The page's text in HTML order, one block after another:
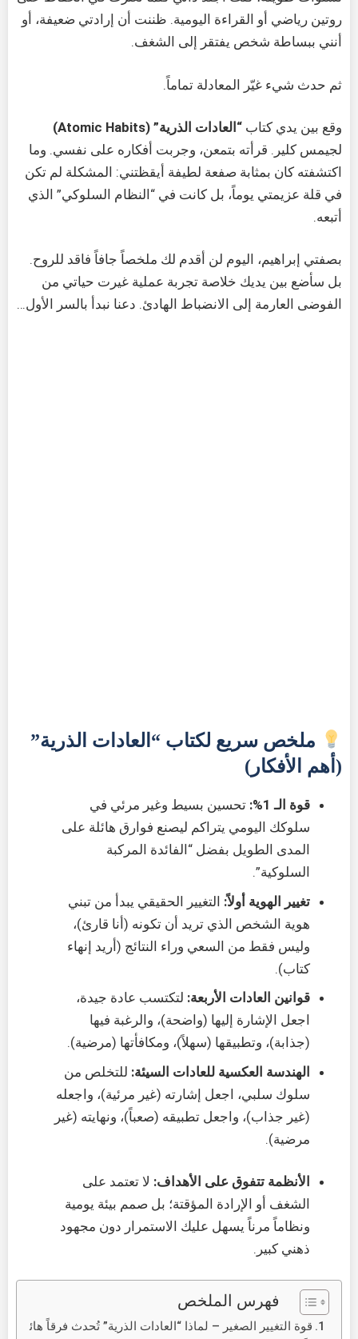
روتين رياضي أو القراءة اليومية. ظننت أن إرادتي ضعيفة، أو
أنني ببساطة شخص يفتقر إلى الشغف.
ثم حدث شيء غيّر المعادلة تماماً.
وقع بين يدي كتاب “العادات الذرية” (Atomic Habits)
لجيمس كلير. قرأته بتمعن، وجربت أفكاره على نفسي. وما
اكتشفته كان بمثابة صفعة لطيفة أيقظتني: المشكلة لم تكن
في قلة عزيمتي يوماً، بل كانت في “النظام السلوكي” الذي
أتبعه.
بصفتي إبراهيم، اليوم لن أقدم لك ملخصاً جافاً فاقد للروح.
بل سأضع بين يديك خلاصة تجربة عملية غيرت حياتي من
الفوضى العارمة إلى الانضباط الهادئ. دعنا نبدأ بالسر الأول…
ملخص سريع لكتاب “العادات الذرية”
(أهم الأفكار)
قوة الـ 1%:
تحسين بسيط وغير مرئي في
سلوكك اليومي يتراكم ليصنع فوارق هائلة على
المدى الطويل بفضل “الفائدة المركبة
السلوكية”.
تغيير الهوية أولاً: التغيير الحقيقي يبدأ من تبني
هوية الشخص الذي تريد أن تكونه (أنا قارئ)،
وليس فقط من السعي وراء النتائج (أريد إنهاء
كتاب).
قوانين العادات الأربعة: لتكتسب عادة جيدة،
اجعل الإشارة إليها (واضحة)، والرغبة فيها
(جذابة)، وتطبيقها (سهلاً)، ومكافأتها (مرضية).
الهندسة العكسية للعادات السيئة: للتخلص من
سلوك سلبي، اجعل إشارته (غير مرئية)، واجعله
(غير جذاب)، واجعل تطبيقه (صعباً)، ونهايته (غير
مرضية).
الأنظمة تتفوق على الأهداف: لا تعتمد على
الشغف أو الإرادة المؤقتة؛ بل صمم بيئة يومية
ونظاماً مرناً يسهل عليك الاستمرار دون مجهود
ذهني كبير.
فهرس الملخص
قوة التغيير الصغير – لماذا “العادات الذرية” تُحدث فرقاً هائ